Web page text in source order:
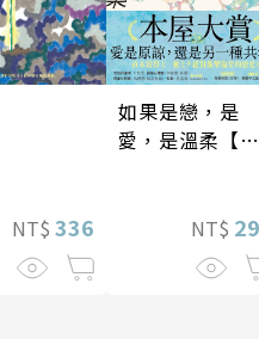
NT$ 336
如果是戀，是
愛，是溫柔【限
NT$